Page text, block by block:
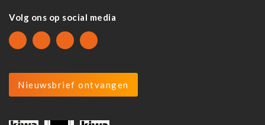
Volg ons op social media
Nieuwsbrief ontvangen